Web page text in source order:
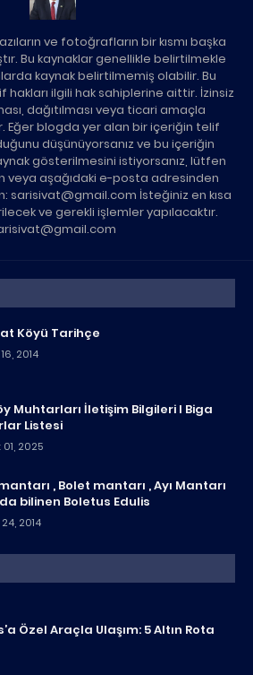
ve fotoğrafların bir kısmı başka
Bu kaynaklar genellikle belirtilmekle
kaynak belirtilmemiş olabilir. Bu
ilgili hak sahiplerine aittir. İzinsiz
dağıtılması veya ticari amaçla
Eğer blogda yer alan bir içeriğin telif
düşünüyorsanız ve bu içeriğin
gösterilmesini istiyorsanız, lütfen
veya aşağıdaki e-posta adresinden
sarisivat@gmail.com İsteğiniz en kısa
ve gerekli işlemler yapılacaktır.
Köyü Tarihçe
2014
Muhtarları İletişim Bilgileri I Biga
Listesi
2025
, Bolet mantarı , Ayı Mantarı
bilinen Boletus Edulis
2014
Özel Araçla Ulaşım: 5 Altın Rota